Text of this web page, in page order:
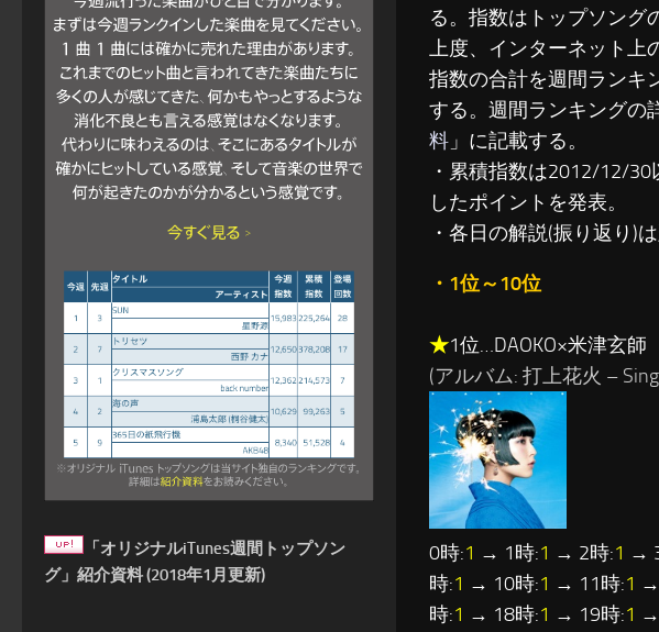
る。指数はトップソング
上度、インターネット上
指数の合計を週間ランキ
する。週間ランキングの
料 」に記載する。
・累積指数は2012/12/
したポイントを発表。
・各日の解説(振り返り)は
・1位～10位
★1位…DAOKO×米津玄師
(アルバム: 打上花火 –
0時:1 → 1時:1 → 2時:1 →
時:1 → 10時:1 → 11時:1
時:1 → 18時:1 → 19時:1
「オリジナルiTunes週間トップソン
グ」紹介資料 (2018年1月更新)